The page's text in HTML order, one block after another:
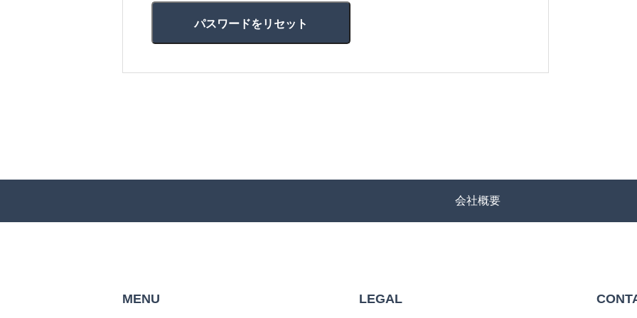
パスワードをリセット
会社概要
MENU LEGAL